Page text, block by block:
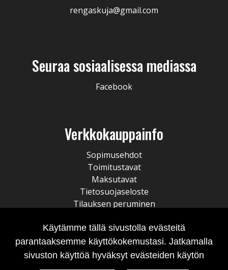
rengaskuja@gmail.com
Seuraa sosiaalisessa mediassa
Facebook
Verkkokauppainfo
Sopimusehdot
Toimitustavat
Maksutavat
Tietosuojaseloste
Tilauksen peruminen
Käytämme tällä sivustolla evästeitä
parantaaksemme käyttökokemustasi. Jatkamalla
sivuston käyttöä hyväksyt evästeiden käytön